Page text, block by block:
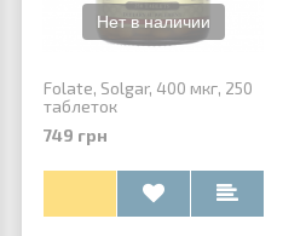
2023-09-04 14:31:34
Гейнер отличный на вкус,
очень крутой состав -
рекомендую.
Folate, Solgar, 400 мкг, 250
таблеток
749 грн